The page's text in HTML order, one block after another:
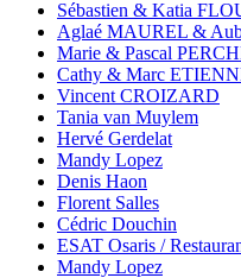
Sébastien & Katia
Aglaé MAUREL &
Marie & Pascal
Cathy & Marc
Vincent CROIZARD
Tania van Muylem
Hervé Gerdelat
Mandy Lopez
Denis Haon
Florent Salles
Cédric Douchin
ESAT Osaris /
Mandy Lopez